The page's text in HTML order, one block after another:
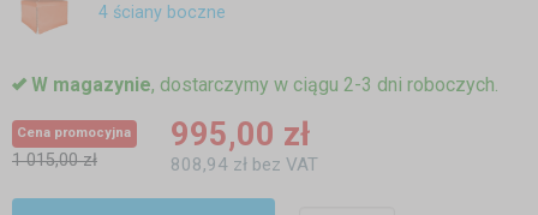
4 ściany boczne
W magazynie, dostarczymy w ciągu 2-3 dni roboczych.
Cena promocyjna
1 015,00 zł
995,00 zł
808,94 zł bez VAT